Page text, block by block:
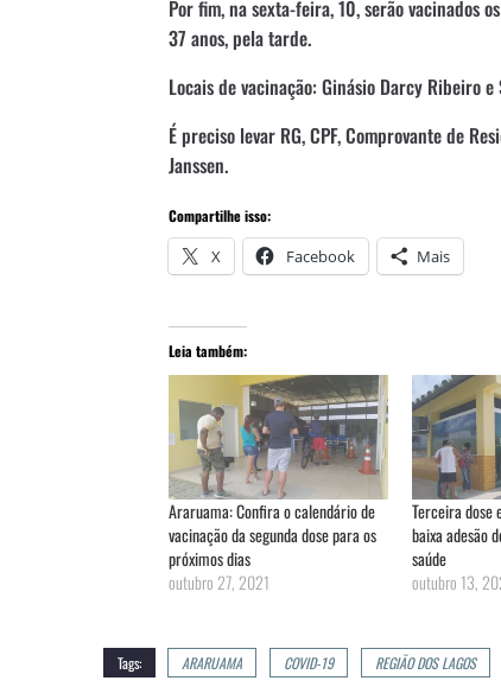
Por fim, na sexta-feira, 10, serão vacinados
37 anos, pela tarde.
Locais de vacinação: Ginásio Darcy Ribeiro
É preciso levar RG, CPF, Comprovante de
Janssen.
Compartilhe isso:
X Facebook Mais
Leia também:
Araruama: Confira o calendário de
vacinação da segunda dose para os
próximos dias
outubro 27, 2021
Terceira dose
baixa adesão
saúde
outubro 13,
Tags: ARARUAMA COVID-19 REGIÃO DOS LAGOS